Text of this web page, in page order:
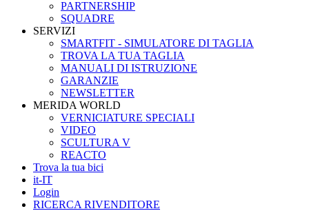
PARTNERSHIP
SQUADRE
SERVIZI
SMARTFIT - SIMULATORE DI TAGLIA
TROVA LA TUA TAGLIA
MANUALI DI ISTRUZIONE
GARANZIE
NEWSLETTER
MERIDA WORLD
VERNICIATURE SPECIALI
VIDEO
SCULTURA V
REACTO
Trova la tua bici
it-IT
Login
RICERCA RIVENDITORE